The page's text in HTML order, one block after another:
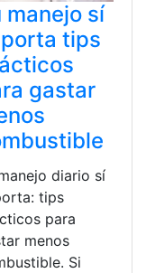
manejo sí
tips
gastar
diario sí
tips
para
menos
Si